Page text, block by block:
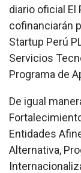
diario oficial El
cofinanciarán
Startup Perú
Servicios
Programa de
De igual
Entidades
Alternativa,